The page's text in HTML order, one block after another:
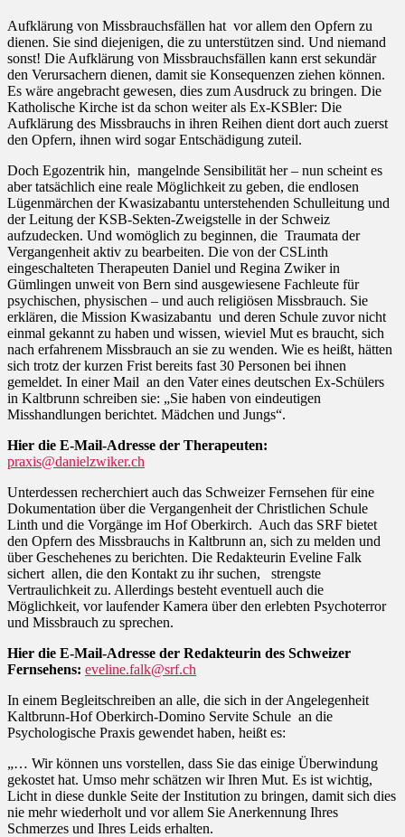
Aufklärung von Missbrauchsfällen hat vor allem den Opfern zu
dienen. Sie sind diejenigen, die zu unterstützen sind. Und niemand
sonst! Die Aufklärung von Missbrauchsfällen kann erst sekundär
den Verursachern dienen, damit sie Konsequenzen ziehen können.
Es wäre angebracht gewesen, dies zum Ausdruck zu bringen. Die
Katholische Kirche ist da schon weiter als Ex-KSBler: Die
Aufklärung des Missbrauchs in ihren Reihen dient dort auch zuerst
den Opfern, ihnen wird sogar Entschädigung zuteil.
Doch Egozentrik hin, mangelnde Sensibilität her – nun scheint es
aber tatsächlich eine reale Möglichkeit zu geben, die endlosen
Lügenmärchen der Kwasizabantu unterstehenden Schulleitung und
der Leitung der KSB-Sekten-Zweigstelle in der Schweiz
aufzudecken. Und womöglich zu beginnen, die Traumata der
Vergangenheit aktiv zu bearbeiten. Die von der CSLinth
eingeschalteten Therapeuten Daniel und Regina Zwiker in
Gümlingen unweit von Bern sind ausgewiesene Fachleute für
psychischen, physischen – und auch religiösen Missbrauch. Sie
erklären, die Mission Kwasizabantu und deren Schule zuvor nicht
einmal gekannt zu haben und wissen, wieviel Mut es braucht, sich
nach erfahrenem Missbrauch an sie zu wenden. Wie es heißt, hätten
sich trotz der kurzen Frist bereits fast 30 Personen bei ihnen
gemeldet. In einer Mail an den Vater eines deutschen Ex-Schülers
in Kaltbrunn schreiben sie: „Sie haben von eindeutigen
Misshandlungen berichtet. Mädchen und Jungs“.
Hier die E-Mail-Adresse der Therapeuten:
praxis@danielzwiker.ch
Unterdessen recherchiert auch das Schweizer Fernsehen für eine
Dokumentation über die Vergangenheit der Christlichen Schule
Linth und die Vorgänge im Hof Oberkirch. Auch das SRF bietet
den Opfern des Missbrauchs in Kaltbrunn an, sich zu melden und
über Geschehenes zu berichten. Die Redakteurin Eveline Falk
sichert allen, die den Kontakt zu ihr suchen, strengste
Vertraulichkeit zu. Allerdings besteht eventuell auch die
Möglichkeit, vor laufender Kamera über den erlebten Psychoterror
und Missbrauch zu sprechen.
Hier die E-Mail-Adresse der Redakteurin des Schweizer
Fernsehens: eveline.falk@srf.ch
In einem Begleitschreiben an alle, die sich in der Angelegenheit
Kaltbrunn-Hof Oberkirch-Domino Servite Schule an die
Psychologische Praxis gewendet haben, heißt es:
„… Wir können uns vorstellen, dass Sie das einige Überwindung
gekostet hat. Umso mehr schätzen wir Ihren Mut. Es ist wichtig,
Licht in diese dunkle Seite der Institution zu bringen, damit sich dies
nie mehr wiederholt und vor allem Sie Anerkennung Ihres
Schmerzes und Ihres Leids erhalten.